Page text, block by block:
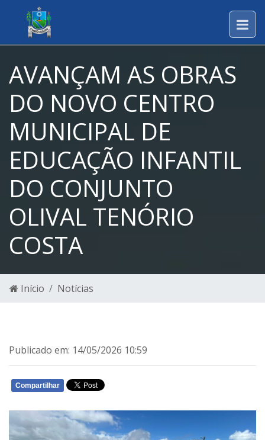
AVANÇAM AS OBRAS
DO NOVO CENTRO
MUNICIPAL DE
EDUCAÇÃO INFANTIL
DO CONJUNTO
OLIVAL TENÓRIO
COSTA
Início Notícias
Publicado em: 14/05/2026 10:59
Compartilhar